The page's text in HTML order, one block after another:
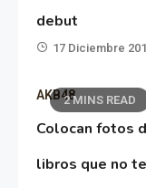
debut
17 Diciembre
2 MINS READ
AKB48
Colocan fotos
libros que no